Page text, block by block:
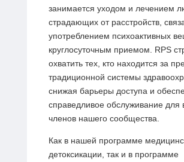
занимается уходом и лечением
страдающих от расстройств,
употреблением психоактивных
круглосуточным приемом. RPS
охватить тех, кто находится за
традиционной системы
снижая барьеры доступа и
справедливое обслуживание для
членов нашего сообщества.
Как в нашей программе
детоксикации, так и в программе